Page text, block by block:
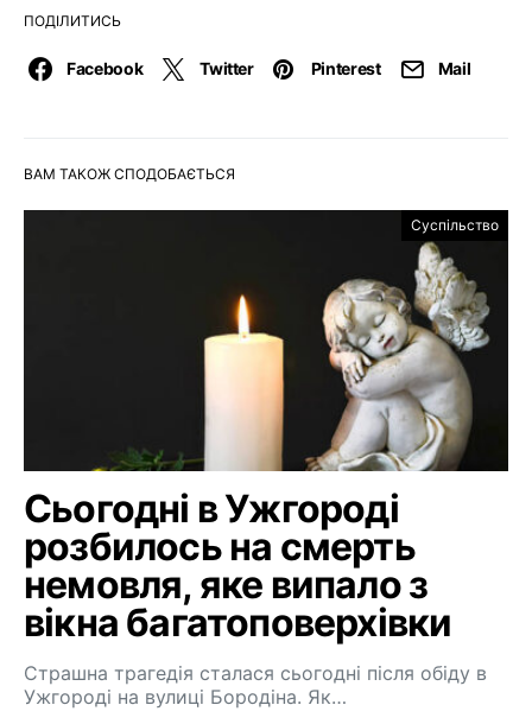
ПОДІЛИТИСЬ
Facebook Twitter Pinterest Mail
ВАМ ТАКОЖ СПОДОБАЄТЬСЯ
Суспільство
Сьогодні в Ужгороді
розбилось на смерть
немовля, яке випало з
вікна багатоповерхівки
Страшна трагедія сталася сьогодні після обіду в
Ужгороді на вулиці Бородіна. Як…